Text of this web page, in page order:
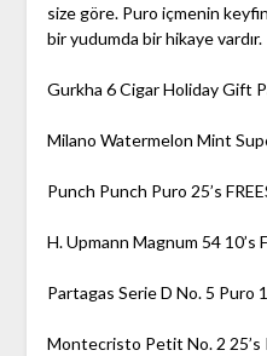
size göre. Puro içmenin
bir yudumda bir hikaye vardır.
Gurkha 6 Cigar Holiday Gift
Milano Watermelon Mint
Punch Punch Puro 25’s
H. Upmann Magnum 54 10’s
Partagas Serie D No. 5 Puro
Montecristo Petit No. 2 25’s